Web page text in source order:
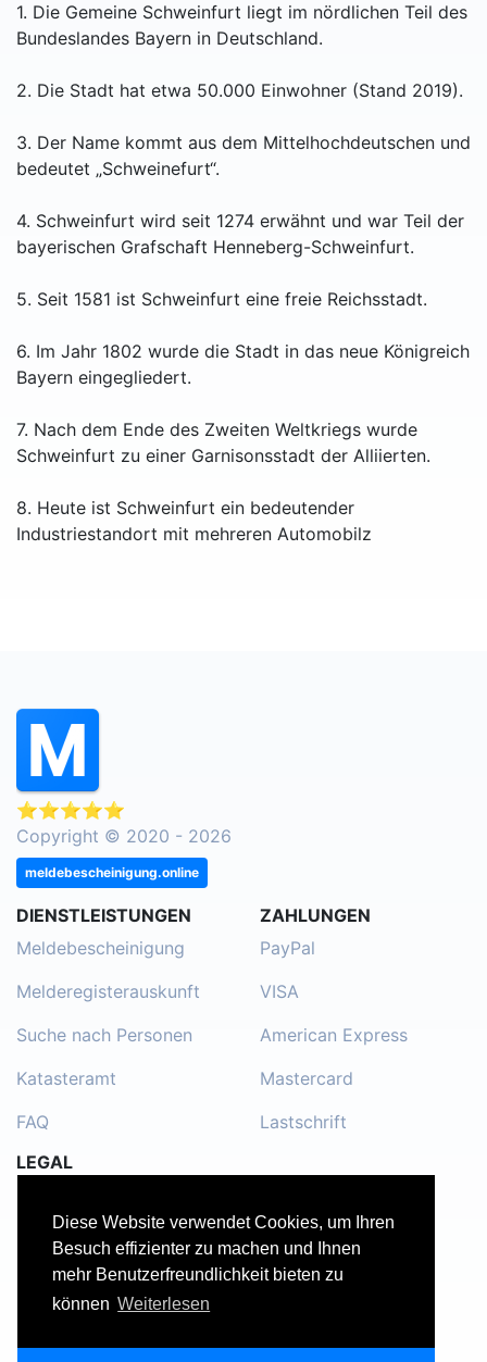
Diese Website verwendet Cookies, um Ihren
Besuch effizienter zu machen und Ihnen
mehr Benutzerfreundlichkeit bieten zu
können Weiterlesen
1. Die Gemeine Schweinfurt liegt im nördlichen Teil des
Bundeslandes Bayern in Deutschland.
2. Die Stadt hat etwa 50.000 Einwohner (Stand 2019).
3. Der Name kommt aus dem Mittelhochdeutschen und
bedeutet „Schweinefurt“.
4. Schweinfurt wird seit 1274 erwähnt und war Teil der
bayerischen Grafschaft Henneberg-Schweinfurt.
5. Seit 1581 ist Schweinfurt eine freie Reichsstadt.
6. Im Jahr 1802 wurde die Stadt in das neue Königreich
Bayern eingegliedert.
7. Nach dem Ende des Zweiten Weltkriegs wurde
Schweinfurt zu einer Garnisonsstadt der Alliierten.
8. Heute ist Schweinfurt ein bedeutender
Industriestandort mit mehreren Automobilz
⭐⭐⭐⭐⭐
Copyright © 2020 - 2026
meldebescheinigung.online
DIENSTLEISTUNGEN
Meldebescheinigung
Melderegisterauskunft
Suche nach Personen
Katasteramt
FAQ
ZAHLUNGEN
PayPal
VISA
American Express
Mastercard
Lastschrift
LEGAL
Kontakt
Datenschutzerklärung